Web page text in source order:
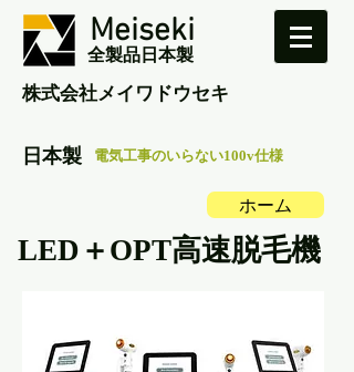
Meiseki
全製品日本製
​株式会社メイワドウセキ
日本製 電気工事のいらない100v仕様
ホーム
LED＋OPT高速脱毛機